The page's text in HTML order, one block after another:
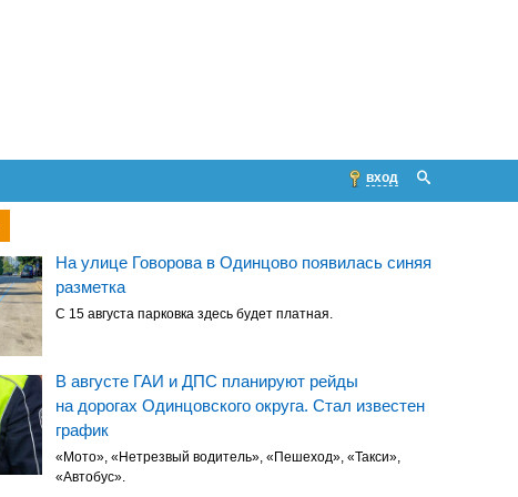
вход
На улице Говорова в Одинцово появилась синяя
разметка
С 15 августа парковка здесь будет платная.
В августе ГАИ и ДПС планируют рейды
на дорогах Одинцовского округа. Стал известен
график
«Мото», «Нетрезвый водитель», «Пешеход», «Такси»,
«Автобус».